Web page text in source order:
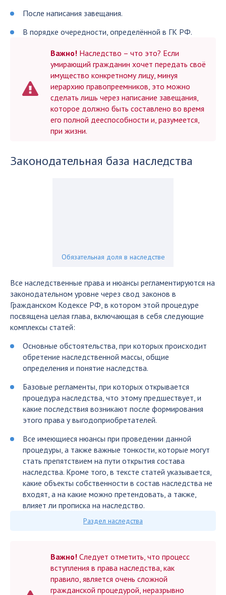
После написания завещания.
В порядке очередности, определённой в ГК РФ.
Важно! Наследство – что это? Если
умирающий гражданин хочет передать своё
имущество конкретному лицу, минуя
иерархию правопреемников, это можно
сделать лишь через написание завещания,
которое должно быть составлено во время
его полной дееспособности и, разумеется,
при жизни.
Законодательная база наследства
Обязательная доля в наследстве
Все наследственные права и нюансы регламентируются на
законодательном уровне через свод законов в
Гражданском Кодексе РФ, в котором этой процедуре
посвящена целая глава, включающая в себя следующие
комплексы статей:
Основные обстоятельства, при которых происходит
обретение наследственной массы, общие
определения и понятие наследства.
Базовые регламенты, при которых открывается
процедура наследства, что этому предшествует, и
какие последствия возникают после формирования
этого права у выгодоприобретателей.
Все имеющиеся нюансы при проведении данной
процедуры, а также важные тонкости, которые могут
стать препятствием на пути открытия состава
наследства. Кроме того, в тексте статей указывается,
какие объекты собственности в состав наследства не
входят, а на какие можно претендовать, а также,
влияет ли прописка на наследство.
Раздел наследства
Важно! Следует отметить, что процесс
вступления в права наследства, как
правило, является очень сложной
гражданской процедурой, неразрывно